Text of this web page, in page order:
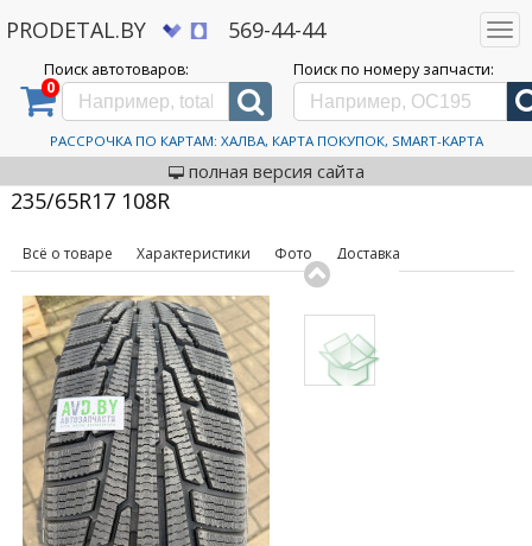
PRODETAL.BY 569-44-44
Поиск автотоваров:
0
Поиск по номеру запчасти:
РАССРОЧКА ПО КАРТАМ: ХАЛВА, КАРТА ПОКУПОК, SMART-КАРТА
полная версия сайта
Дискаунтер автозапчастей PRODETAL.BY > Каталог автотоваров > Шины > Ikon
Tyres > Character Snow 2 SUV 235/65R17 108R
Автошины Ikon Tyres
Character Snow 2 SUV
235/65R17 108R
код товара: 631841
Всё о товаре Характеристики Фото Доставка